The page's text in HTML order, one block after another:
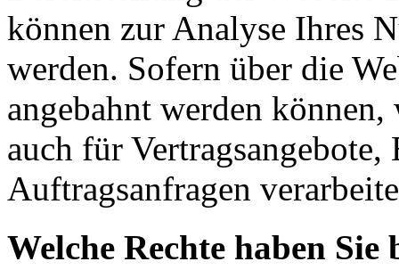
können zur Analyse Ihres
werden. Sofern über die
angebahnt werden
auch für
Auftragsanfragen
Welche Rechte haben